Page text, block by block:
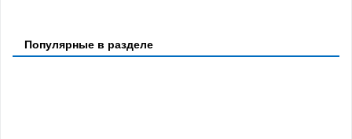
Популярные в разделе